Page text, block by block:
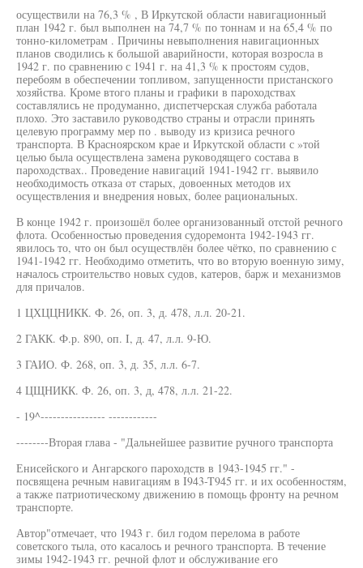
осуществили на 76,3 % , В Иркутской области навигационный
план 1942 г. был выполнен на 74,7 % по тоннам и на 65,4 % по
тонно-километрам . Причины невыполнения навигационных
планов сводились к большой аварийности, которая возросла в
1942 г. по сравнению с 1941 г. на 41,3 % к простоям судов,
перебоям в обеспечении топливом, запущенности пристанского
хозяйства. Кроме втого планы и графики в пароходствах
составлялись не продуманно, диспетчерская служба работала
плохо. Это заставило руководство страны и отрасли принять
целевую программу мер по . выводу из кризиса речного
транспорта. В Красноярском крае и Иркутской области с »той
целью была осуществлена замена руководящего состава в
пароходствах.. Проведение навигаций 1941-1942 гг. выявило
необходимость отказа от старых, довоенных методов их
осуществления и внедрения новых, более рациональных.
В конце 1942 г. произошёл более организованный отстой речного
флота. Особенностью проведения судоремонта 1942-1943 гг.
явилось то, что он был осуществлён более чётко, по сравнению с
1941-1942 гг. Необходимо отметить, что во вторую военную зиму,
началось строительство новых судов, катеров, барж и механизмов
для причалов.
1 ЦХЦЦНИКК. Ф. 26, оп. 3, д. 478, л.л. 20-21.
2 ГАКК. Ф.р. 890, оп. I, д. 47, л.л. 9-Ю.
3 ГАИО. Ф. 268, оп. 3, д. 35, л.л. 6-7.
4 ЦЩНИКК. Ф. 26, оп. 3, д, 478, л.л. 21-22.
- 19^---------------- ------------
--------Вторая глава - "Дальнейшее развитие ручного транспорта
Енисейского и Ангарского пароходств в 1943-1945 гг." -
посвящена речным навигациям в I943-T945 гг. и их особенностям,
а также патриотическому движению в помощь фронту на речном
транспорте.
Автор"отмечает, что 1943 г. бил годом перелома в работе
советского тыла, ото касалось и речного транспорта. В течение
зимы 1942-1943 гг. речной флот и обслуживание его